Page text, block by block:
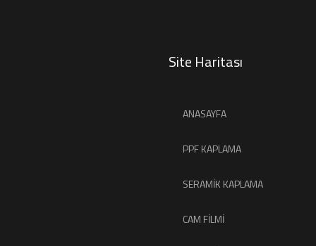
Site Haritası
ANASAYFA
PPF KAPLAMA
SERAMIK KAPLAMA
CAM FILMI